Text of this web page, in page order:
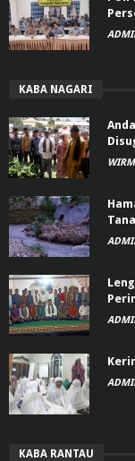
KABA NAGARI
KABA RANTAU